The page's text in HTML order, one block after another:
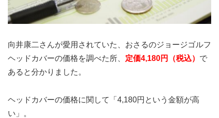
向井康二さんが愛用されていた、おさるのジョージゴルフ
ヘッドカバーの価格を調べた所、 定価4,180円（税込） で
あると分かりました。
ヘッドカバーの価格に関して「4,180円という金額が高
い」。